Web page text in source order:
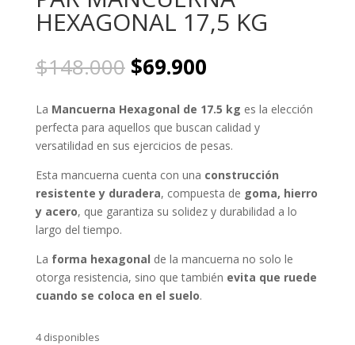
HEXAGONAL 17,5 KG
$148.000 El
precio
original
era:
$148.000.
$69.900El
actual
es:
$69.900.
La Mancuerna Hexagonal de 17.5 kg es la elección
perfecta para aquellos que buscan calidad y
versatilidad en sus ejercicios de pesas.
Esta mancuerna cuenta con una construcción
resistente y duradera, compuesta de goma, hierro
y acero, que garantiza su solidez y durabilidad a lo
largo del tiempo.
La forma hexagonal de la mancuerna no solo le
otorga resistencia, sino que también evita que ruede
cuando se coloca en el suelo.
4 disponibles